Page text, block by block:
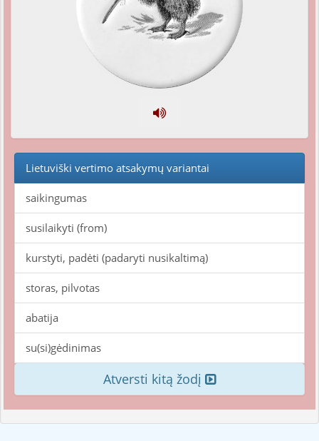
Lietuviški vertimo atsakymų variantai
saikingumas
susilaikyti (from)
kurstyti, padėti (padaryti nusikaltimą)
storas, pilvotas
abatija
su(si)gėdinimas
Atversti kitą žodį